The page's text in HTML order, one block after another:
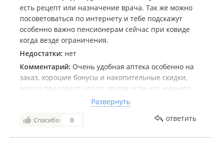
есть рецепт или назначение врача. Так же можно
посоветоваться по интернету и тебе подскажут
особенно важно пенсионерам сейчас при ковиде
когда везде ограничения.
Недостатки: нет
Комментарий: Очень удобная аптека особенно на
заказ, хорошие бонусы и накопительные скидки,
всегда предложат что то другое если нет нужного
лекарства фармацевты грамотные и вежливые, если
и бывает очередь то только на Краснознаменной в
других филиалах не замечал. Пользуюсь в основном
Развернуть
Спасибо 0 ответить